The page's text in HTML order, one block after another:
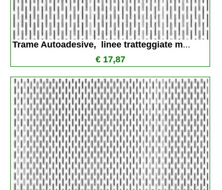
Trame Autoadesive,  linee tratteggiate m...
€ 17,87